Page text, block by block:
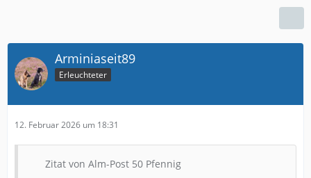
Arminiaseit89
Erleuchteter
12. Februar 2026 um 18:31
Zitat von Alm-Post 50 Pfennig